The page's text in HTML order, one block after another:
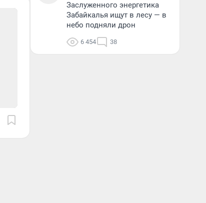
Заслуженного энергетика
Забайкалья ищут в лесу — в
небо подняли дрон
6 454 38